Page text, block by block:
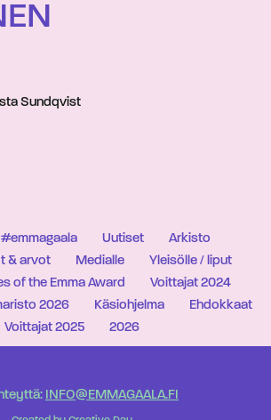
Sundqvist
#emmagaala Uutiset
Arkisto
& arvot
Medialle
Yleisölle / liput
of the Emma Award
Voittajat 2024
2026 Käsiohjelma
Ehdokkaat
Voittajat 2025
2026
INFO@EMMAGAALA.FI